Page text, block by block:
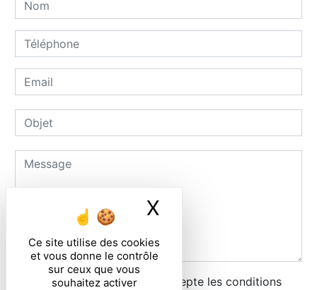
Ce site utilise des cookies
et vous donne le contrôle
sur ceux que vous
souhaitez activer
X
En cochant cette case, j'accepte les conditions